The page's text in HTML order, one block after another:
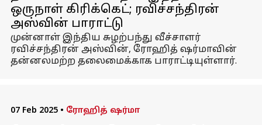
ஒருநாள் கிரிக்கெட்; ரவிச்சந்திரன்
அஸ்வின் பாராட்டு
முன்னாள் இந்திய சுழற்பந்து வீச்சாளர்
ரவிச்சந்திரன் அஸ்வின், ரோஹித் ஷர்மாவின்
தன்னலமற்ற தலைமைக்காக பாராட்டியுள்ளார்.
07 Feb 2025 • ரோஹித் ஷர்மா